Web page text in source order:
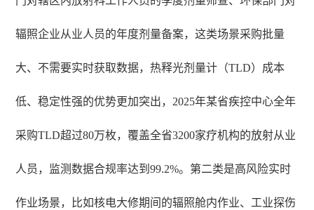
辐照企业从业人员的年度剂量备案，这类场景采购批量
大、不需要实时获取数据，热释光剂量计（TLD）成本
低、稳定性强的优势更加突出，2025年某省疾控中心全年
采购TLD超过80万枚，覆盖全省3200家疗机构的放射从业
人员，监测数据合规率达到99.2%。第二类是高风险实时
作业场景，比如核电大修期间的辐照舱内作业、工业探伤